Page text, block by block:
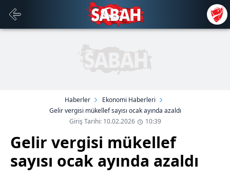
Haberler
Ekonomi Haberleri
Gelir vergisi mükellef sayısı ocak ayında azaldı
Giriş Tarihi: 10.02.2026
10:39
Gelir vergisi mükellef
sayısı ocak ayında azaldı